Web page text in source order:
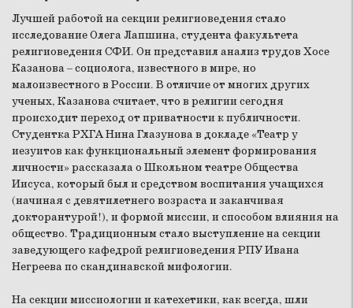
Лучшей работой на секции религиоведения стало
исследование Олега Лапшина, студента факультета
религиоведения СФИ. Он представил анализ трудов Хосе
Казанова – социолога, известного в мире, но
малоизвестного в России. В отличие от многих других
ученых, Казанова считает, что в религии сегодня
происходит переход от приватности к публичности.
Студентка РХГА Нина Глазунова в докладе «Театр у
иезуитов как функциональный элемент формирования
личности» рассказала о Школьном театре Общества
Иисуса, который был и средством воспитания учащихся
(начиная с девятилетнего возраста и заканчивая
докторантурой!), и формой миссии, и способом влияния на
общество. Традиционным стало выступление на секции
заведующего кафедрой религиоведения РПУ Ивана
Негреева по скандинавской мифологии.
На секции миссиологии и катехетики, как всегда, шли